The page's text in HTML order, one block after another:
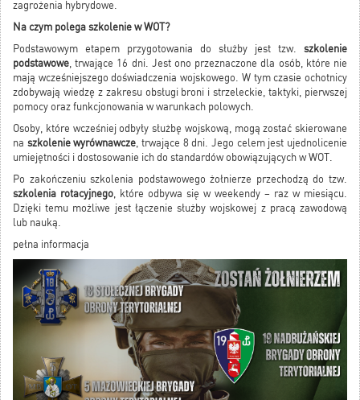
zagrożenia hybrydowe.
Na czym polega szkolenie w WOT?
Podstawowym etapem przygotowania do służby jest tzw. szkolenie
podstawowe, trwające 16 dni. Jest ono przeznaczone dla osób, które nie
mają wcześniejszego doświadczenia wojskowego. W tym czasie ochotnicy
zdobywają wiedzę z zakresu obsługi broni i strzeleckie, taktyki, pierwszej
pomocy oraz funkcjonowania w warunkach polowych.
Osoby, które wcześniej odbyły służbę wojskową, mogą zostać skierowane
na szkolenie wyrównawcze, trwające 8 dni. Jego celem jest ujednolicenie
umiejętności i dostosowanie ich do standardów obowiązujących w WOT.
Po zakończeniu szkolenia podstawowego żołnierze przechodzą do tzw.
szkolenia rotacyjnego, które odbywa się w weekendy – raz w miesiącu.
Dzięki temu możliwe jest łączenie służby wojskowej z pracą zawodową
lub nauką.
pełna informacja